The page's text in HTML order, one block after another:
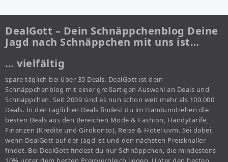
DealGott – Dein Schnäppchenblog Deine
Jagd nach Schnäppchen mit uns ist…
… vielfältig
spare täglich bei über 35 Deals. DealGott ist dein
Schnäppchenblog mit einer großartigen Auswahl an Deals und
Schnäppchen. Seit 2009 sind es nun schon weit mehr als 100.000
Deals. In den täglichen Deals findest du im Handumdrehen die
besten Deals aus den Bereichen Mode & Fashion, Handytarife,
Finanzen (Kredite und Girokonto), Reise & Hotel uvm. Sei dabei,
wenn DealGott auf der Jagd ist und den nächsten Preisknaller
findet. Bei DealGott findest du nur Schnäppchen, die mindestens